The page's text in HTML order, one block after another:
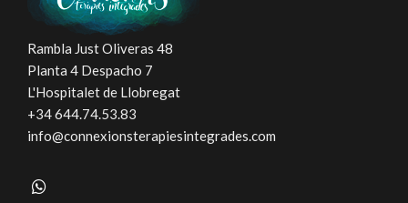
Rambla Just Oliveras 48
Planta 4 Despacho 7
L'Hospitalet de Llobregat
+34 644.74.53.83
info@connexionsterapiesintegrades.com